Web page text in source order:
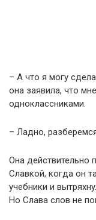
– А что я могу
она заявила, что
одноклассниками.
– Ладно,
Она действительно
Славкой, когда он
учебники и
Но Слава слов не